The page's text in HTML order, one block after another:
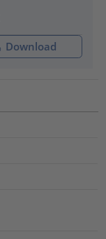
Download